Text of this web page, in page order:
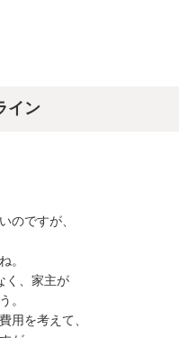
イン
のですが、
。
く、家主が
。
用を考えて、